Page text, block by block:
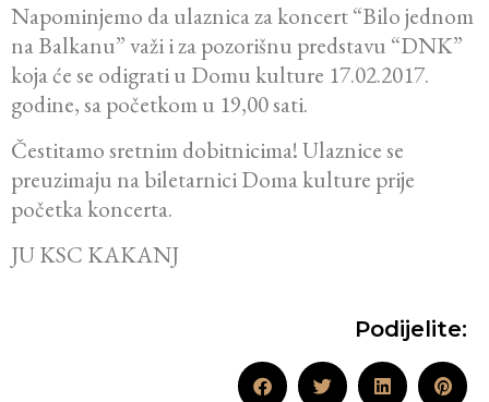
Napominjemo da ulaznica za koncert “Bilo jednom
na Balkanu” važi i za pozorišnu predstavu “DNK”
koja će se odigrati u Domu kulture 17.02.2017.
godine, sa početkom u 19,00 sati.
Čestitamo sretnim dobitnicima! Ulaznice se
preuzimaju na biletarnici Doma kulture prije
početka koncerta.
JU KSC KAKANJ
Podijelite: